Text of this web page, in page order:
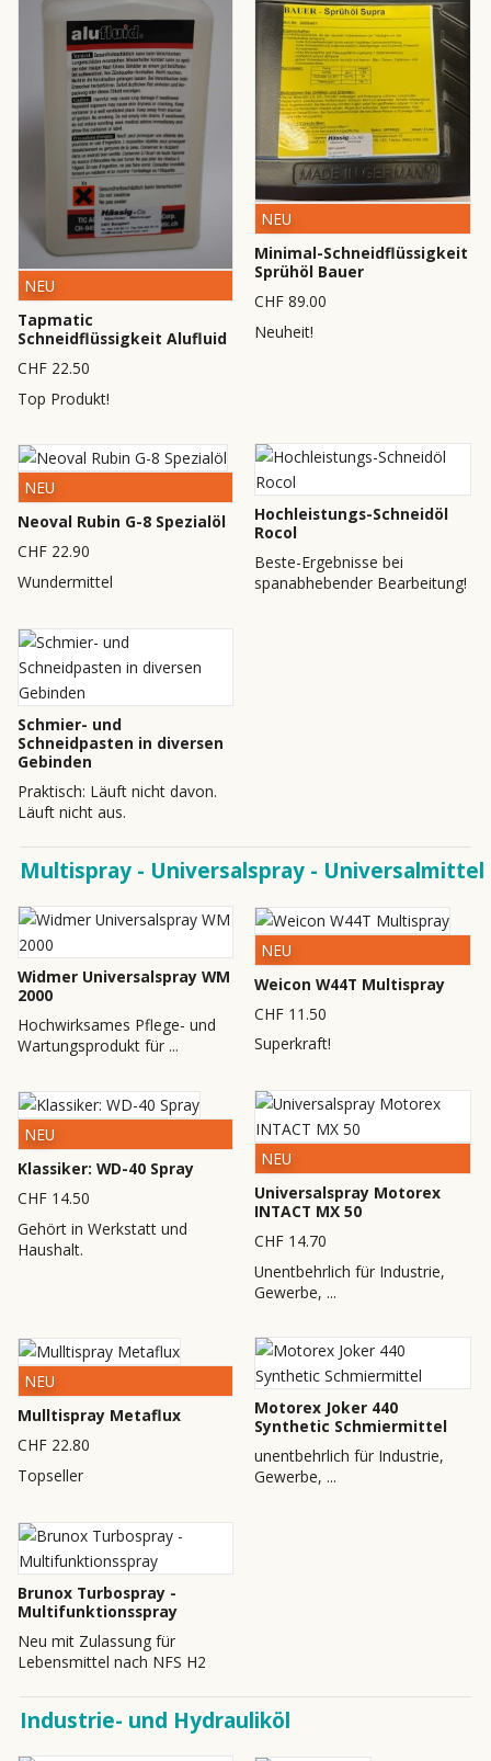
NEU
Tapmatic
Schneidflüssigkeit Alufluid
CHF 22.50
Top Produkt!
NEU
Minimal-Schneidflüssigkeit
Sprühöl Bauer
CHF 89.00
Neuheit!
NEU
Neoval Rubin G-8 Spezialöl
CHF 22.90
Wundermittel
Hochleistungs-Schneidöl
Rocol
Beste-Ergebnisse bei
spanabhebender Bearbeitung!
Schmier- und
Schneidpasten in diversen
Gebinden
Praktisch: Läuft nicht davon.
Läuft nicht aus.
Multispray - Universalspray - Universalmittel
Widmer Universalspray WM
2000
Hochwirksames Pflege- und
Wartungsprodukt für ...
NEU
Weicon W44T Multispray
CHF 11.50
Superkraft!
NEU
Klassiker: WD-40 Spray
CHF 14.50
Gehört in Werkstatt und
Haushalt.
NEU
Universalspray Motorex
INTACT MX 50
CHF 14.70
Unentbehrlich für Industrie,
Gewerbe, ...
NEU
Mulltispray Metaflux
CHF 22.80
Topseller
Motorex Joker 440
Synthetic Schmiermittel
unentbehrlich für Industrie,
Gewerbe, ...
Brunox Turbospray -
Multifunktionsspray
Neu mit Zulassung für
Lebensmittel nach NFS H2
Industrie- und Hydrauliköl